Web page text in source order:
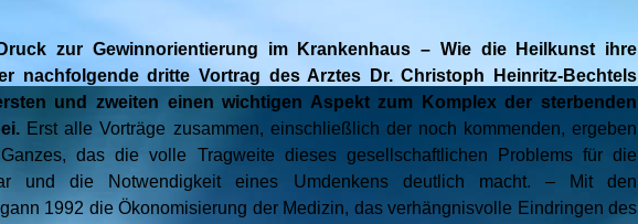
zur Gewinnorientierung im Krankenhaus – Wie die Heilkunst ihre
nachfolgende dritte Vortrag des Arztes Dr. Christoph Heinritz-Bechtels
und zweiten einen wichtigen Aspekt zum Komplex der sterbenden
Erst alle Vorträge zusammen, einschließlich der noch kommenden, ergeben
das die volle Tragweite dieses gesellschaftlichen Problems für die
und die Notwendigkeit eines Umdenkens deutlich macht. – Mit den
1992 die Ökonomisierung der Medizin, das verhängnisvolle Eindringen des